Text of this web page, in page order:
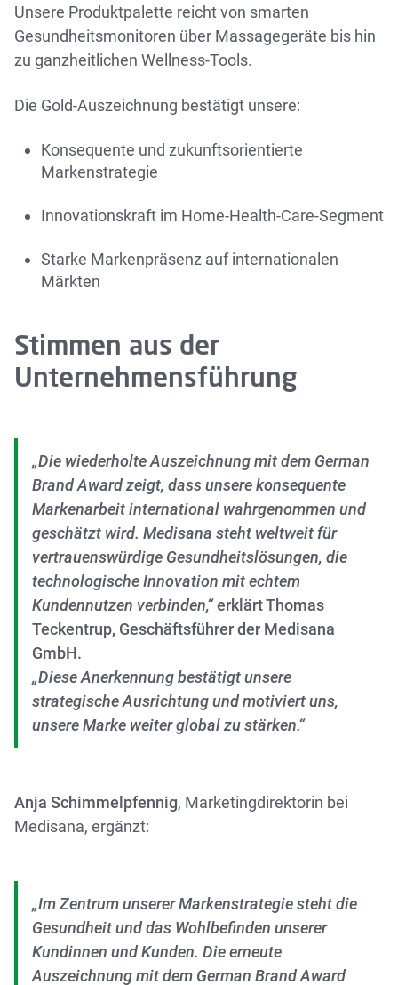
Unsere Produktpalette reicht von smarten
Gesundheitsmonitoren über Massagegeräte bis hin
zu ganzheitlichen Wellness-Tools.
Die Gold-Auszeichnung bestätigt unsere:
Konsequente und zukunftsorientierte
Markenstrategie
Innovationskraft im Home-Health-Care-Segment
Starke Markenpräsenz auf internationalen
Märkten
Stimmen aus der
Unternehmensführung
„Die wiederholte Auszeichnung mit dem German
Brand Award zeigt, dass unsere konsequente
Markenarbeit international wahrgenommen und
geschätzt wird. Medisana steht weltweit für
vertrauenswürdige Gesundheitslösungen, die
technologische Innovation mit echtem
Kundennutzen verbinden,“erklärtThomas
Teckentrup, Geschäftsführer der Medisana
GmbH.
„Diese Anerkennung bestätigt unsere
strategische Ausrichtung und motiviert uns,
unsere Marke weiter global zu stärken.“
Anja Schimmelpfennig, Marketingdirektorin bei
Medisana, ergänzt:
„Im Zentrum unserer Markenstrategie steht die
Gesundheit und das Wohlbefinden unserer
Kundinnen und Kunden. Die erneute
Auszeichnung mit dem German Brand Award